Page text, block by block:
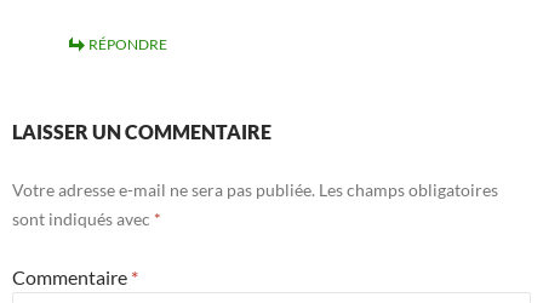
RÉPONDRE
LAISSER UN COMMENTAIRE
Votre adresse e-mail ne sera pas publiée. Les champs obligatoires
sont indiqués avec *
Commentaire *